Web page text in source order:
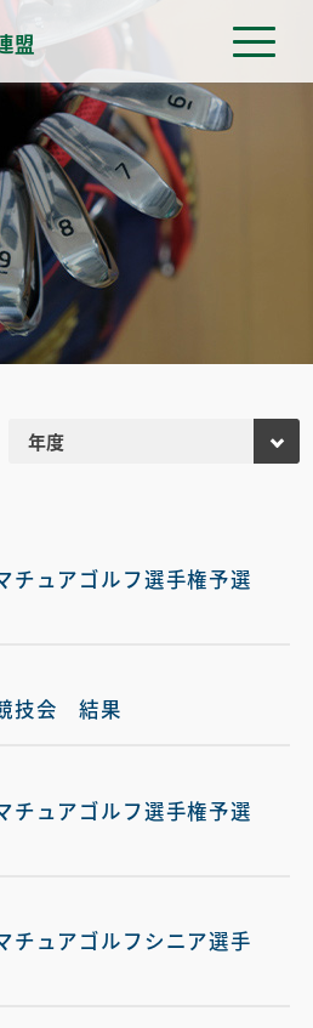
盟
チュアゴルフ選手権予選
技会　結果
チュアゴルフ選手権予選
ュアゴルフシニア選手